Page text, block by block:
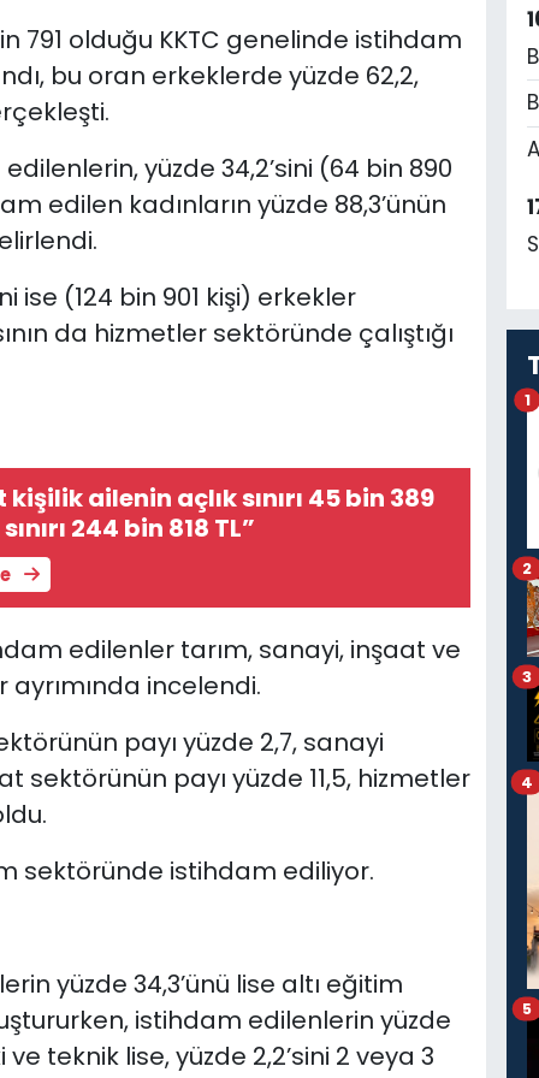
791 olduğu KKTC genelinde istihdam
bu oran erkeklerde yüzde 62,2,
yüzde 34,2’sini (64 bin 890
edilen kadınların yüzde 88,3’ünün
ise (124 bin 901 kişi) erkekler
da hizmetler sektöründe çalıştığı
kişilik ailenin açlık sınırı 45 bin 389
244 bin 818 TL”
edilenler tarım, sanayi, inşaat ve
incelendi.
payı yüzde 2,7, sanayi
sektörünün payı yüzde 11,5, hizmetler
sektöründe istihdam ediliyor.
yüzde 34,3’ünü lise altı eğitim
istihdam edilenlerin yüzde
ve teknik lise, yüzde 2,2’sini 2 veya 3
1
2
3
4
5